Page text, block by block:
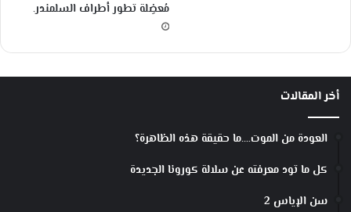
مُعضِلة تطور أطراف السلمندر.
أخر المقالات
العودة من الموت….ما حقيقة هذه الظاهرة؟
كل ما تود معرفته عن سلالة كورونا الجديدة
سن الإياس 2